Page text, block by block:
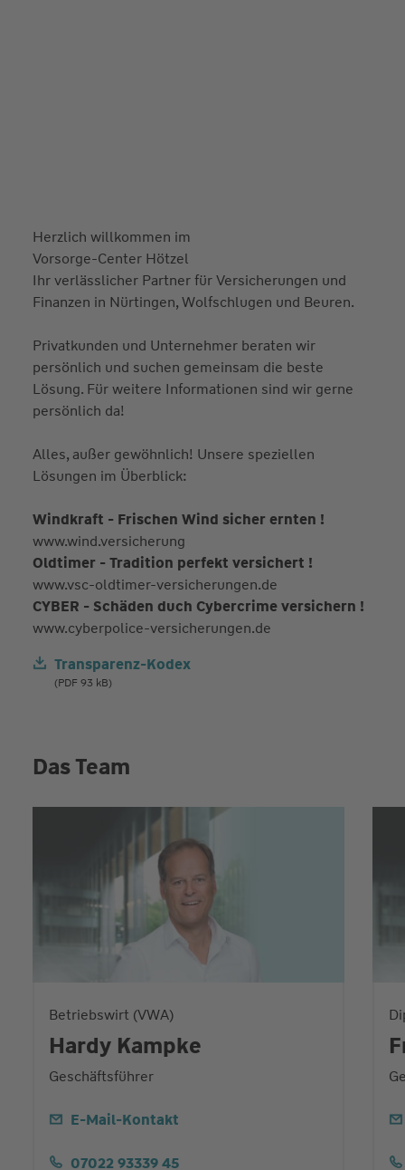
Herzlich willkommen im
Vorsorge-Center Hötzel
Ihr verlässlicher Partner für Versicherungen und
Finanzen in Nürtingen, Wolfschlugen und Beuren.
Privatkunden und Unternehmer beraten wir
persönlich und suchen gemeinsam die beste
Lösung. Für weitere Informationen sind wir gerne
persönlich da!
Alles, außer gewöhnlich! Unsere speziellen
Lösungen im Überblick:
Windkraft - Frischen Wind sicher ernten !
www.wind.versicherung
Oldtimer - Tradition perfekt versichert !
www.vsc-oldtimer-versicherungen.de
CYBER - Schäden duch Cybercrime versichern !
www.cyberpolice-versicherungen.de
Transparenz-Kodex
(PDF 93 kB)
Das Team
Betriebswirt (VWA)
Hardy Kampke
Geschäftsführer
E-Mail-Kontakt
07022 93339 45